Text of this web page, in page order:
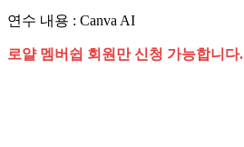
연수 내용 : Canva AI
로얄 멤버쉽 회원만 신청 가능합니다.